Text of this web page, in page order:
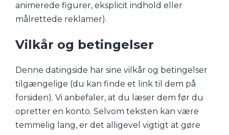
animerede figurer, eksplicit indhold eller
målrettede reklamer).
Vilkår og betingelser
Denne datingside har sine vilkår og betingelser
tilgængelige (du kan finde et link til dem på
forsiden). Vi anbefaler, at du læser dem før du
opretter en konto. Selvom teksten kan være
temmelig lang, er det alligevel vigtigt at gøre